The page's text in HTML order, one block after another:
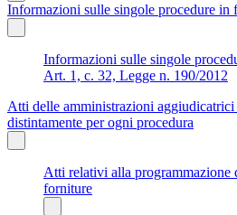
Informazioni sulle singole procedure in
Informazioni sulle singole
Art. 1, c. 32, Legge n. 190/2012
Atti delle amministrazioni
distintamente per ogni procedura
Atti relativi alla programmazione
forniture